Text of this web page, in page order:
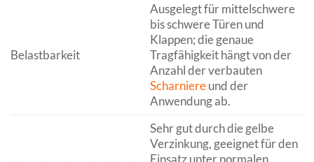
Belastbarkeit
Ausgelegt für mittelschwere
bis schwere Türen und
Klappen; die genaue
Tragfähigkeit hängt von der
Anzahl der verbauten
Scharniereund der
Anwendung ab.
Sehr gut durch die gelbe
Verzinkung, geeignet für den
Einsatz unter normalen